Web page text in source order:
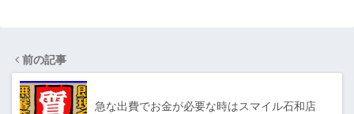
前の記事
急な出費でお金が必要な時はスマイル石和店